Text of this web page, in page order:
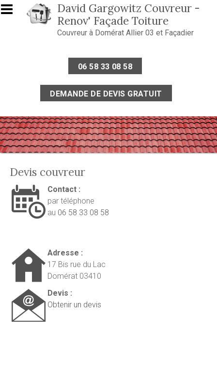
Aller au contenu principalDavid Gargowitz Couvreur -
Renov' Façade Toiture
Couvreur à Domérat Allier 03 et Façadier
06 58 33 08 58
DEMANDE DE DEVIS GRATUIT
Devis couvreur
Contact :
par téléphone
au 06 58 33 08 58
Adresse :
17 Bis rue du Lac
Domérat 03410
Devis :
Obtenir un devis